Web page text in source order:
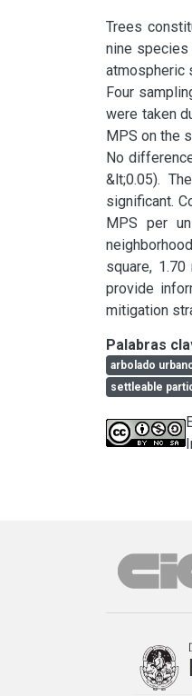
Trees
nine species
atmospheric
Four
were taken
MPS on the
No
&lt;0.05).
significant.
MPS per
square,
provide
mitigation
Palabras
arbolado
settleable